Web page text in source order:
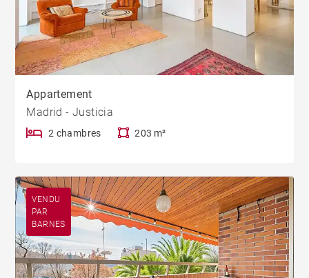
Appartement
Madrid - Justicia
2 chambres 203 m²
VENDU
PAR
BARNES